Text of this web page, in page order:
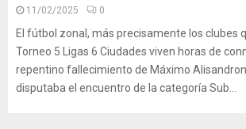
11/02/2025 0
El fútbol zonal, más precisamente los clubes
Torneo 5 Ligas 6 Ciudades viven horas de
repentino fallecimiento de Máximo
disputaba el encuentro de la categoría Sub...